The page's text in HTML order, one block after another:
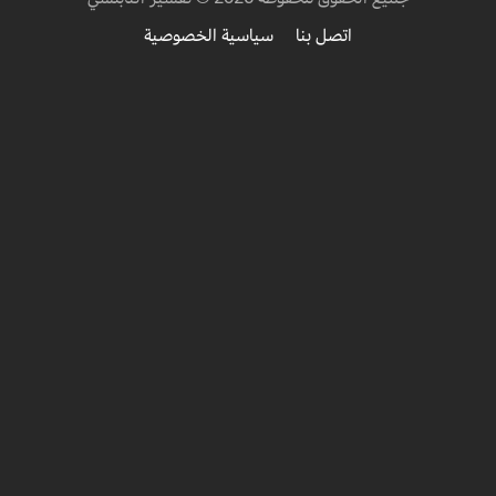
اتصل بنا
سياسية الخصوصية